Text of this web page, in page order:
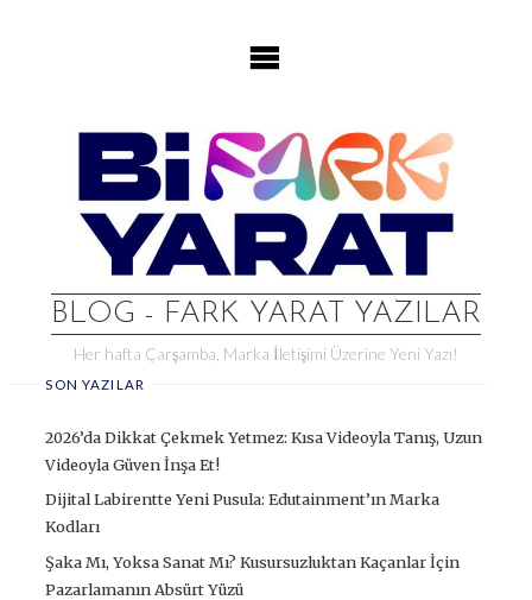
BLOG - FARK YARAT YAZILAR
Her hafta Çarşamba, Marka İletişimi Üzerine Yeni Yazı!
SON YAZILAR
2026’da Dikkat Çekmek Yetmez: Kısa Videoyla Tanış, Uzun
Videoyla Güven İnşa Et!
Dijital Labirentte Yeni Pusula: Edutainment’ın Marka
Kodları
Şaka Mı, Yoksa Sanat Mı? Kusursuzluktan Kaçanlar İçin
Pazarlamanın Absürt Yüzü